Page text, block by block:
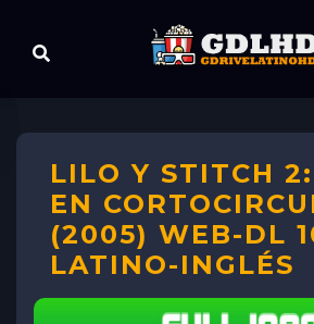
LILO Y STITCH
EN
(2005) WEB-DL
LATINO-INGLÉS